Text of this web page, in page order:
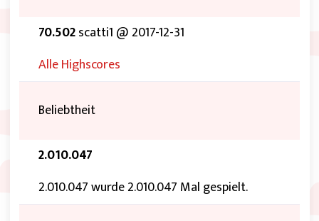
70.502scatti1 @ 2017-12-31
Alle Highscores
Beliebtheit
2.010.047
2.010.047 wurde 2.010.047 Mal gespielt.